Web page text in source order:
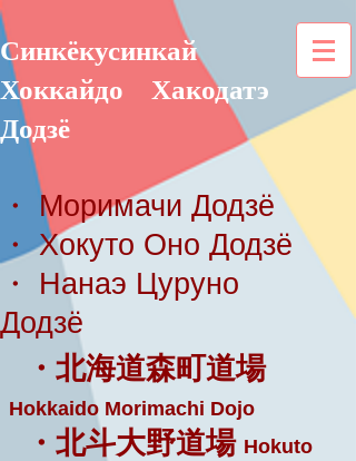
Синкёкусинкай
Хоккайдо
Хакодатэ
Додзё
・ Моримачи Додзё
・ Хокуто Оно Додзё
・ Нанаэ Цуруно
Додзё
・北海道森町道場
Hokkaido Morimachi Dojo
・北斗大野道場 Hokuto